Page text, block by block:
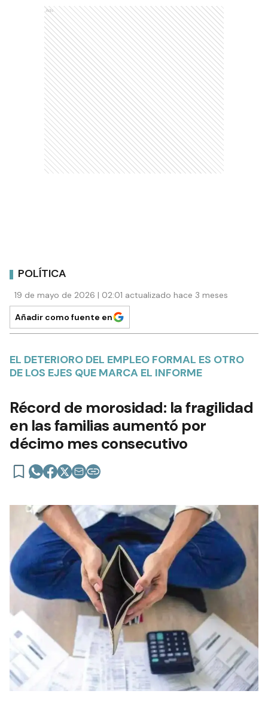
Ads
POLÍTICA
19 de mayo de 2026 | 02:01 actualizado hace 3 meses
Añadir como fuente en
EL DETERIORO DEL EMPLEO FORMAL ES OTRO
DE LOS EJES QUE MARCA EL INFORME
Récord de morosidad: la fragilidad
en las familias aumentó por
décimo mes consecutivo